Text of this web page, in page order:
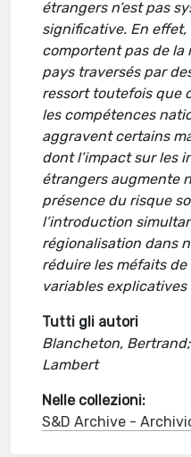
étrangers n’est pas
significative. En effet,
comportent pas de la
pays traversés par
ressort toutefois que
les compétences
aggravent certains
dont l’impact sur les
étrangers augmente
présence du risque
l’introduction
régionalisation dans
réduire les méfaits
variables explicatives
Tutti gli autori
Blancheton, Bertrand;
Lambert
Nelle collezioni:
S&D Archive -